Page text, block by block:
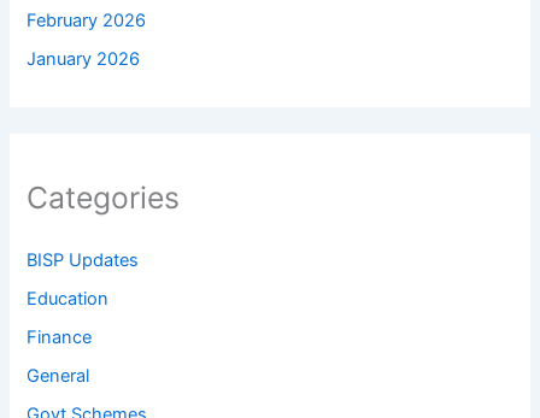
February 2026
January 2026
Categories
BISP Updates
Education
Finance
General